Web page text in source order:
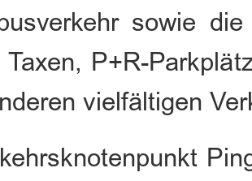
sowie
P+R-
vielfältigen